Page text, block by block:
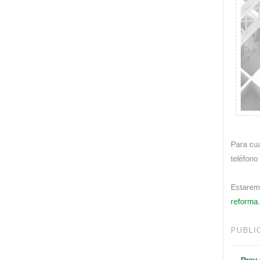
Para
reforma